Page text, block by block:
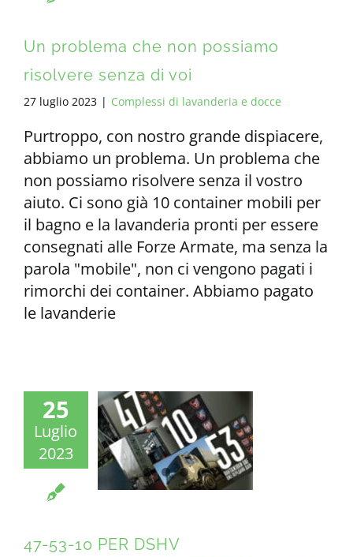
Un problema che non possiamo
risolvere senza di voi
27 luglio 2023 | Complessi di lavanderia e docce
Purtroppo, con nostro grande dispiacere,
abbiamo un problema. Un problema che
non possiamo risolvere senza il vostro
aiuto. Ci sono già 10 container mobili per
il bagno e la lavanderia pronti per essere
consegnati alle Forze Armate, ma senza la
parola "mobile", non ci vengono pagati i
rimorchi dei container. Abbiamo pagato
le lavanderie
25
Luglio
2023
47-53-10 PER DSHV